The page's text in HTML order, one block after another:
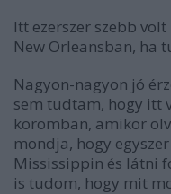
Itt ezerszer szebb
New Orleansban, ha
Nagyon-nagyon jó
sem tudtam, hogy itt
koromban, amikor
mondja, hogy
Mississippin és látni
is tudom, hogy mit